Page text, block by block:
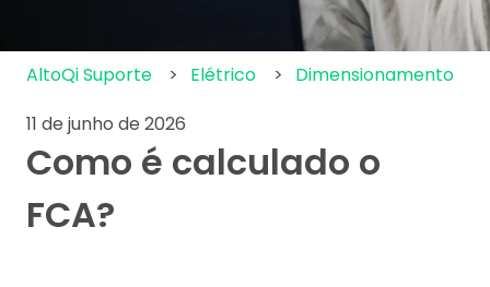
AltoQi Suporte Elétrico
Dimensionamento
11 de junho de 2026
Como é calculado o
FCA?